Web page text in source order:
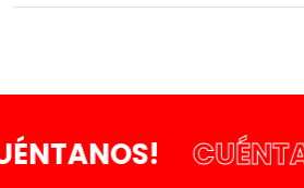
CUÉNTANOS!